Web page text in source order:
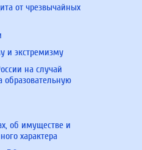
от чрезвычайных
и экстремизму
на случай
образовательную
об имуществе и
характера